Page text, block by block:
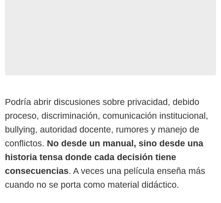
Podría abrir discusiones sobre privacidad, debido
proceso, discriminación, comunicación institucional,
bullying, autoridad docente, rumores y manejo de
conflictos. No desde un manual, sino desde una
historia tensa donde cada decisión tiene
consecuencias. A veces una película enseña más
cuando no se porta como material didáctico.